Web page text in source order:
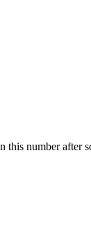
number after